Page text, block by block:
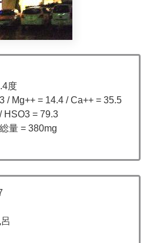
度
/ Mg++ = 14.4 / Ca++ = 35.5
HSO3 = 79.3
量 = 380mg